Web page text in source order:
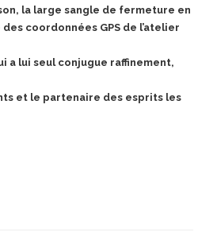
la large sangle de fermeture en
coordonnées GPS de l’atelier
a lui seul conjugue raffinement,
et le partenaire des esprits les